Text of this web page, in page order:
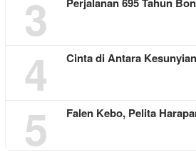
3
4 Cinta di Antara Kesunyian
5 Falen Kebo, Pelita